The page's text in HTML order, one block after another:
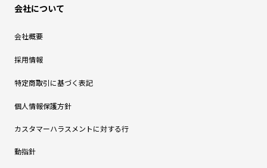
会社について
会社概要
採用情報
特定商取引に基づく表記
個人情報保護方針
カスタマーハラスメントに対する行
動指針